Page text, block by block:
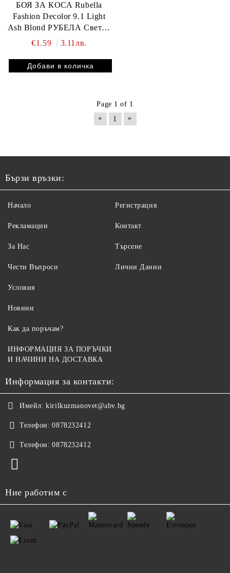
БОЯ ЗА КОСА Rubella
Fashion Decolor 9.1 Light
Ash Blond РУБЕЛА Светло
пепеляво русо
€1.59 3.11лв.
Page 1 of 1
«
1 »
Бързи връзки:
Начало
Рекламации
За Нас
Чести Въпроси
Регистрация
Контакт
Търсене
Лични Данни
Условия
Новини
Как да поръчам?
ИНФОРМАЦИЯ ЗА ПОРЪЧКИ
И НАЧИНИ НА ДОСТАВКА
Информация за контакти:
Имейл: kirilkuzmanovet@abv.bg
Телефон: 0878232412
Телефон: 0878232412
Ние работим с